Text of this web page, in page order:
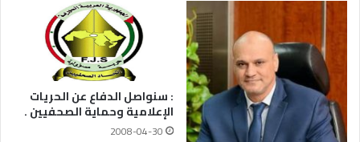
: سنواصل الدفاع عن الحريات
الإعلامية وحماية الصحفيين .
2008-04-30